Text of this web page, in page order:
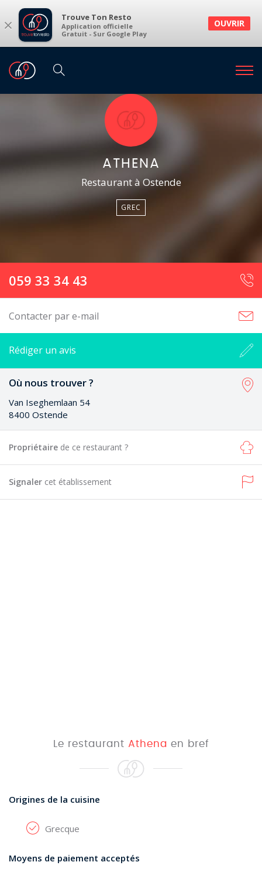
× Trouve Ton Resto
Application officielle
Gratuit - Sur Google Play
OUVRIR
ATHENA
Restaurant à Ostende
GREC
059 33 34 43
Contacter par e-mail
Rédiger un avis
Où nous trouver ?
Van Iseghemlaan 54
8400 Ostende
Propriétaire de ce restaurant ?
Signaler cet établissement
Le restaurant Athena en bref
Origines de la cuisine
Grecque
Moyens de paiement acceptés